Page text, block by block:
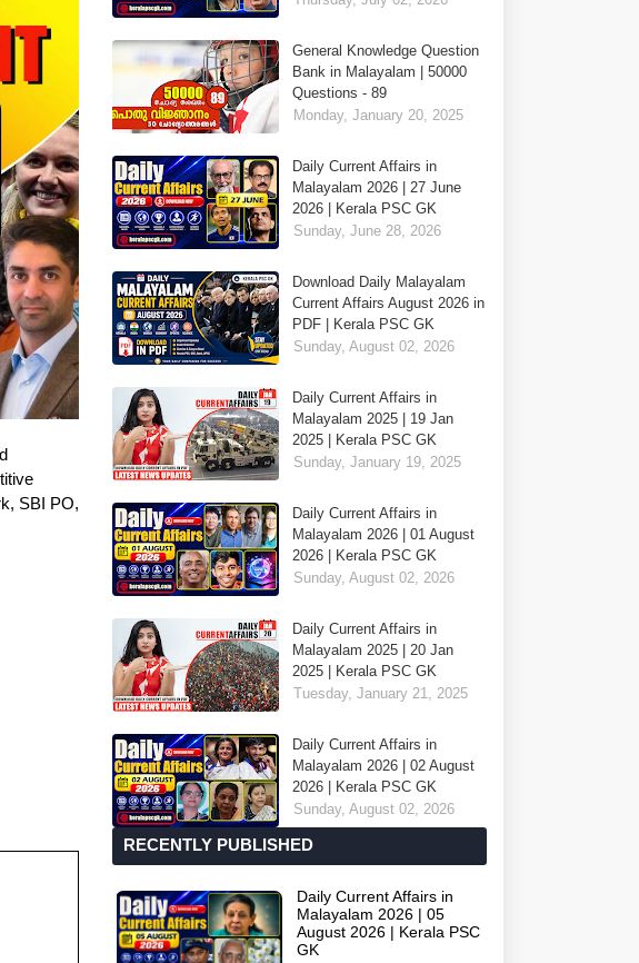
SBI PO,
General Knowledge Question
Bank in Malayalam | 50000
Questions - 89
Monday, January 20, 2025
Daily Current Affairs in
Malayalam 2026 | 27 June
2026 | Kerala PSC GK
Sunday, June 28, 2026
Download Daily Malayalam
Current Affairs August 2026 in
PDF | Kerala PSC GK
Sunday, August 02, 2026
Daily Current Affairs in
Malayalam 2025 | 19 Jan
2025 | Kerala PSC GK
Sunday, January 19, 2025
Daily Current Affairs in
Malayalam 2026 | 01 August
2026 | Kerala PSC GK
Sunday, August 02, 2026
Daily Current Affairs in
Malayalam 2025 | 20 Jan
2025 | Kerala PSC GK
Tuesday, January 21, 2025
Daily Current Affairs in
Malayalam 2026 | 02 August
2026 | Kerala PSC GK
Sunday, August 02, 2026
RECENTLY PUBLISHED
Daily Current Affairs in
Malayalam 2026 | 05
August 2026 | Kerala PSC
GK